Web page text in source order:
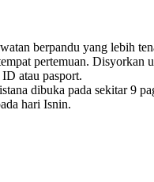
berpandu yang lebih
pertemuan.
atau pasport.
dibuka pada sekitar 9
hari Isnin.